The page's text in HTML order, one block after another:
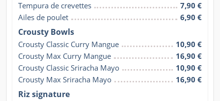
Tempura de crevettes
7,90 €
Ailes de poulet
6,90 €
Crousty Bowls
Crousty Classic Curry Mangue
10,90 €
Crousty Max Curry Mangue
16,90 €
Crousty Classic Sriracha Mayo
10,90 €
Crousty Max Sriracha Mayo
16,90 €
Riz signature